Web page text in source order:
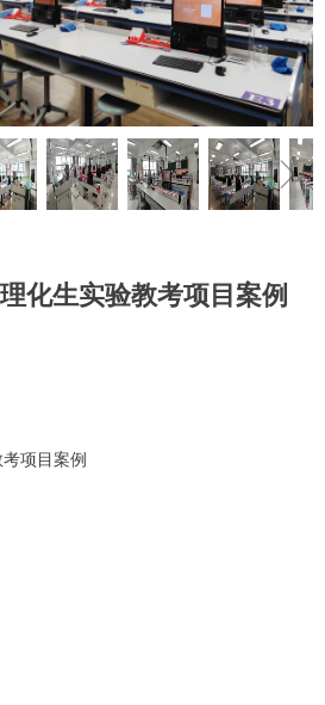
ꁇ
化生实验教考项目案例
项目案例